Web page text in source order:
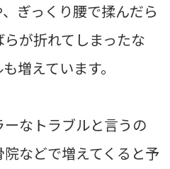
ぎっくり腰で揉んだら
が折れてしまったな
増えています。
なトラブルと言うの
などで増えてくると予